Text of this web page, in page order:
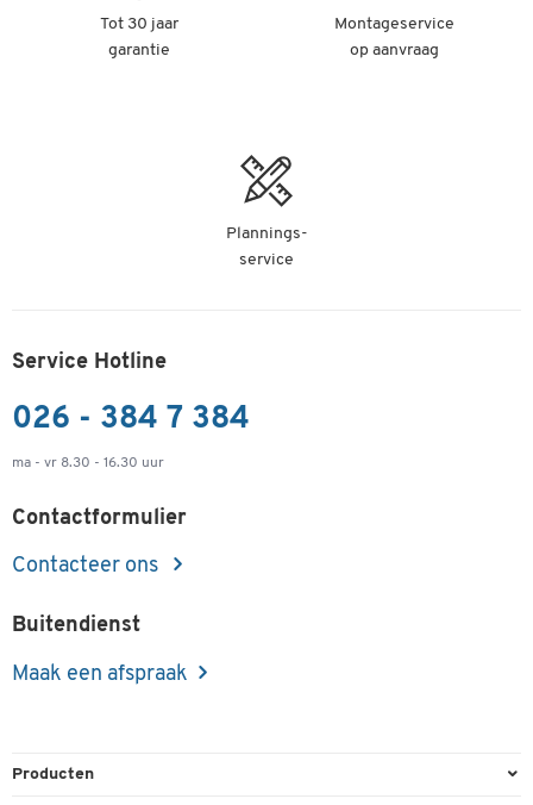
Tot 30 jaar
garantie
Montageservice
op aanvraag
Plannings-
service
Service Hotline
026 - 384 7 384
ma - vr 8.30 - 16.30 uur
Contactformulier
Contacteer ons
Buitendienst
Maak een afspraak
Producten